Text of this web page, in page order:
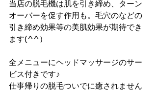
当店の脱毛機は肌を引き締め、ターン
オーバーを促す作用も。毛穴のなどの
引き締め効果等の美肌効果が期待でき
ます(^^）
全メニューにヘッドマッサージのサー
ビス付きです♪
仕事帰りの脱毛ついでに癒されません